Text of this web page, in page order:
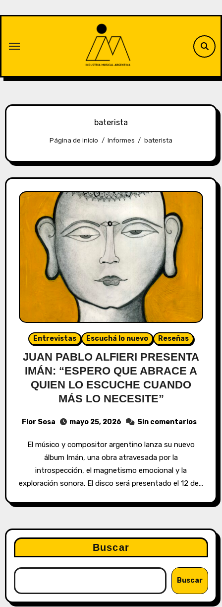
baterista
Página de inicio Informes baterista
Entrevistas Escuchá lo nuevo Reseñas
JUAN PABLO ALFIERI PRESENTA
IMÁN: “ESPERO QUE ABRACE A
QUIEN LO ESCUCHE CUANDO
MÁS LO NECESITE”
Flor Sosa mayo 25, 2026 Sin comentarios
El músico y compositor argentino lanza su nuevo
álbum Imán, una obra atravesada por la
introspección, el magnetismo emocional y la
exploración sonora. El disco será presentado el 12 de…
Buscar
Buscar